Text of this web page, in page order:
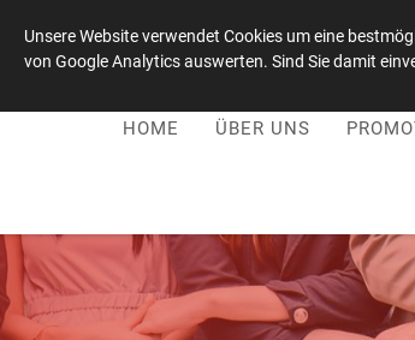
Leadership-Kultur-Stiftung|
HOME ÜBER UNS
Unsere Website verwendet Cookies um eine
von Google Analytics auswerten. Sind Sie damit